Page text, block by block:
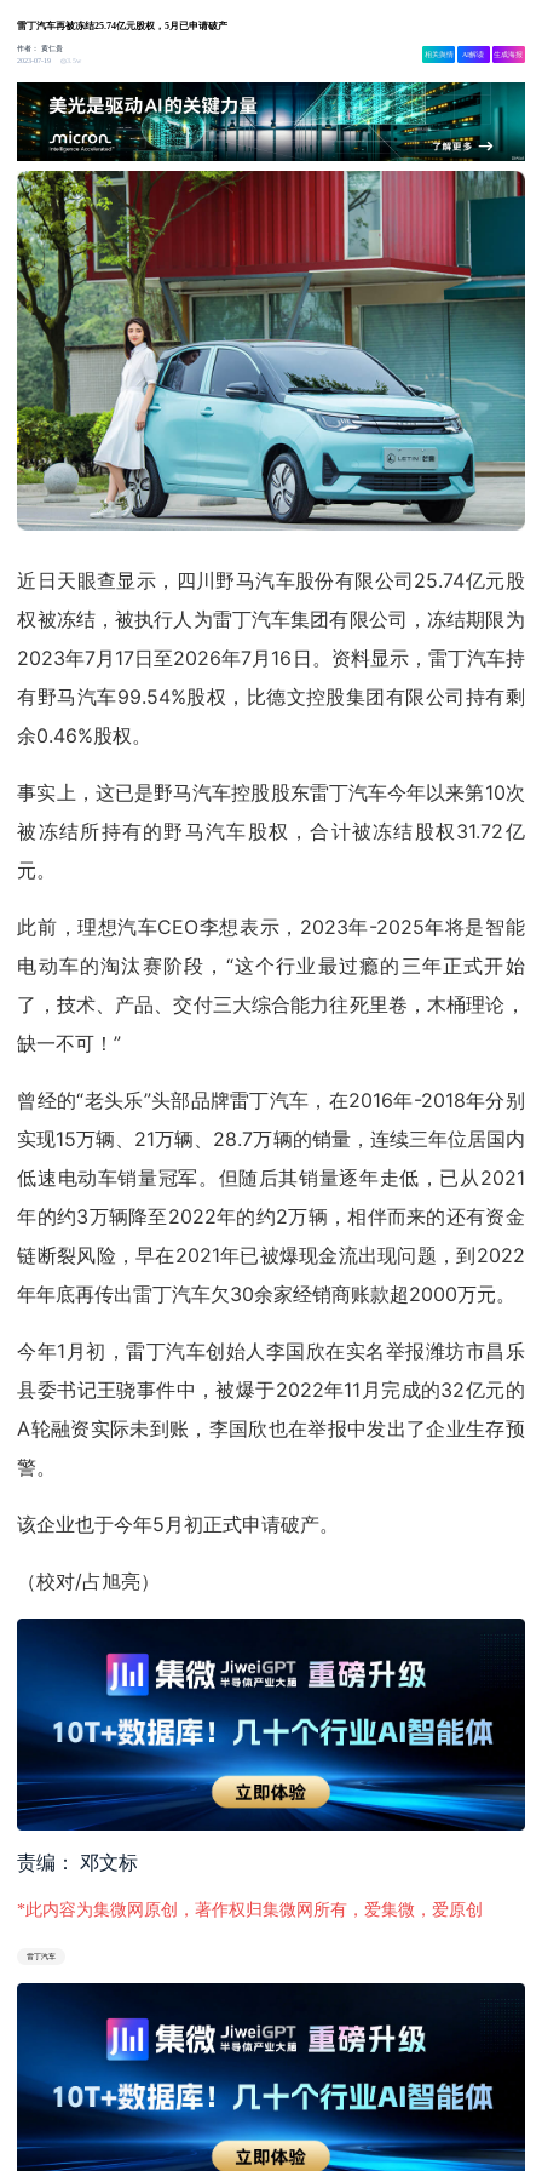
雷丁汽车再被冻结25.74亿元股权，5月已申请破产
作者：黄仁贵
2023-07-19
3.5w
相关舆情 AI解读 生成海报
近日天眼查显示，四川野马汽车股份有限公司25.74亿元股
权被冻结，被执行人为雷丁汽车集团有限公司，冻结期限为
2023年7月17日至2026年7月16日。资料显示，雷丁汽车持
有野马汽车99.54%股权，比德文控股集团有限公司持有剩
余0.46%股权。
事实上，这已是野马汽车控股股东雷丁汽车今年以来第10次
被冻结所持有的野马汽车股权，合计被冻结股权31.72亿
元。
此前，理想汽车CEO李想表示，2023年-2025年将是智能
电动车的淘汰赛阶段，“这个行业最过瘾的三年正式开始
了，技术、产品、交付三大综合能力往死里卷，木桶理论，
缺一不可！”
曾经的“老头乐”头部品牌雷丁汽车，在2016年-2018年分别
实现15万辆、21万辆、28.7万辆的销量，连续三年位居国内
低速电动车销量冠军。但随后其销量逐年走低，已从2021
年的约3万辆降至2022年的约2万辆，相伴而来的还有资金
链断裂风险，早在2021年已被爆现金流出现问题，到2022
年年底再传出雷丁汽车欠30余家经销商账款超2000万元。
今年1月初，雷丁汽车创始人李国欣在实名举报潍坊市昌乐
县委书记王骁事件中，被爆于2022年11月完成的32亿元的
A轮融资实际未到账，李国欣也在举报中发出了企业生存预
警。
该企业也于今年5月初正式申请破产。
（校对/占旭亮）
责编： 邓文标
*此内容为集微网原创，著作权归集微网所有，爱集微，爱原创
雷丁汽车